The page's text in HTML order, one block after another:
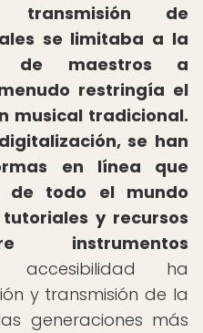
transmisión de
se limitaba a la
de maestros a
restringía el
musical tradicional.
se han
en línea que
de todo el mundo
y recursos
instrumentos
ha
y transmisión de la
generaciones más